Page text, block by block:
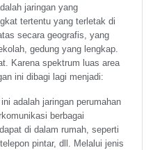
jaringan yang
tertentu yang terletak di
secara geografis, yang
gedung yang lengkap.
Karena spektrum luas area
ini dibagi lagi menjadi:
ini adalah jaringan perumahan
berbagai
di dalam rumah, seperti
pintar, dll. Melalui jenis